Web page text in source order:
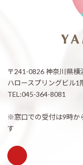
〒241-0826 神奈川県横
ハロースプリングビル1
TEL:045-364-8081
※窓口での受付は9時か
す